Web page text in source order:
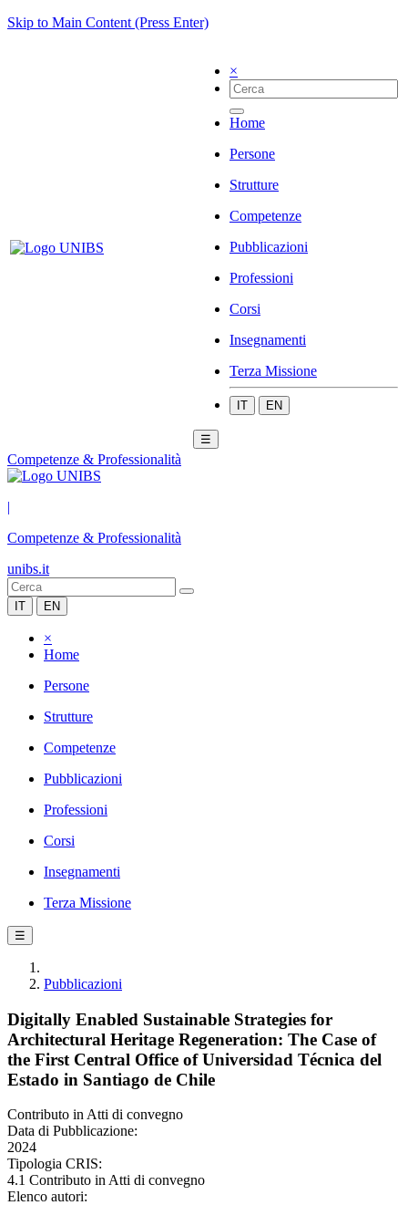
Skip to Main Content (Press Enter)
×
Home
Persone
Strutture
Competenze
Pubblicazioni
Professioni
Corsi
Insegnamenti
Terza Missione
IT EN
☰
Competenze & Professionalità
|
Competenze & Professionalità
unibs.it
IT EN
×
Home
Persone
Strutture
Competenze
Pubblicazioni
Professioni
Corsi
Insegnamenti
Terza Missione
☰
Pubblicazioni
Digitally Enabled Sustainable Strategies for
Architectural Heritage Regeneration: The Case of
the First Central Office of Universidad Técnica del
Estado in Santiago de Chile
Contributo in Atti di convegno
Data di Pubblicazione:
2024
Tipologia CRIS:
4.1 Contributo in Atti di convegno
Elenco autori: